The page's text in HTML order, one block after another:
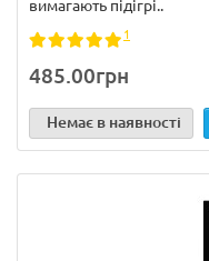
вимагають підігрі..
1
485.00грн
Немає в наявності